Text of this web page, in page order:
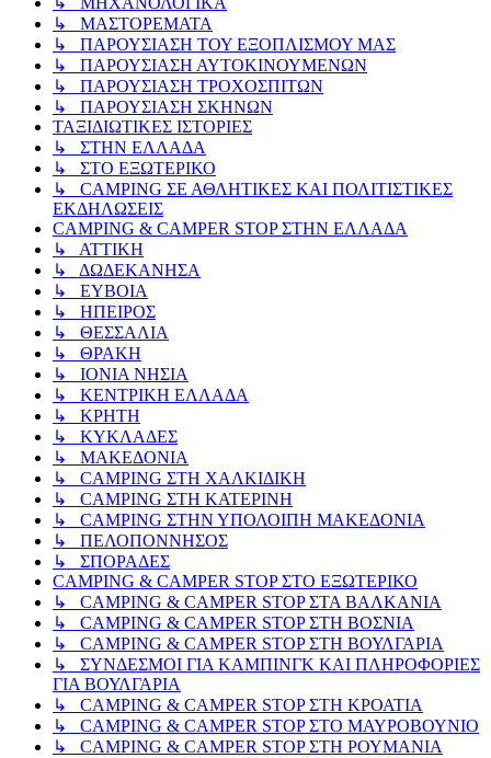
↳ ΜΑΣΤΟΡΕΜΑΤΑ
↳ ΠΑΡΟΥΣΙΑΣΗ ΤΟΥ ΕΞΟΠΛΙΣΜΟΥ ΜΑΣ
↳ ΠΑΡΟΥΣΙΑΣΗ ΑΥΤΟΚΙΝΟΥΜΕΝΩΝ
↳ ΠΑΡΟΥΣΙΑΣΗ ΤΡΟΧΟΣΠΙΤΩΝ
↳ ΠΑΡΟΥΣΙΑΣΗ ΣΚΗΝΩΝ
ΤΑΞΙΔΙΩΤΙΚΕΣ ΙΣΤΟΡΙΕΣ
↳ ΣΤΗΝ ΕΛΛΑΔΑ
↳ ΣΤΟ ΕΞΩΤΕΡΙΚΟ
↳ CAMPING ΣΕ ΑΘΛΗΤΙΚΕΣ ΚΑΙ ΠΟΛΙΤΙΣΤΙΚΕΣ
ΕΚΔΗΛΩΣΕΙΣ
CAMPING & CAMPER STOP ΣΤΗN ΕΛΛΑΔΑ
↳ ΑΤΤΙΚΗ
↳ ΔΩΔΕΚΑΝΗΣΑ
↳ ΕΥΒΟΙΑ
↳ ΗΠΕΙΡΟΣ
↳ ΘΕΣΣΑΛΙΑ
↳ ΘΡΑΚΗ
↳ ΙΟΝΙΑ ΝΗΣΙΑ
↳ ΚΕΝΤΡΙΚΗ ΕΛΛΑΔΑ
↳ ΚΡΗΤΗ
↳ ΚΥΚΛΑΔΕΣ
↳ ΜΑΚΕΔΟΝΙΑ
↳ CAMPING ΣΤΗ ΧΑΛΚΙΔΙΚΗ
↳ CAMPING ΣΤΗ ΚΑΤΕΡΙΝΗ
↳ CAMPING ΣΤΗΝ ΥΠΟΛΟΙΠΗ ΜΑΚΕΔΟΝΙΑ
↳ ΠΕΛΟΠΟΝΝΗΣΟΣ
↳ ΣΠΟΡΑΔΕΣ
CAMPING & CAMPER STOP ΣΤΟ ΕΞΩΤΕΡΙΚΟ
↳ CAMPING & CAMPER STOP ΣΤΑ ΒΑΛΚΑΝΙΑ
↳ CAMPING & CAMPER STOP ΣΤΗ ΒΟΣΝΙΑ
↳ CAMPING & CAMPER STOP ΣΤΗ ΒΟΥΛΓΑΡΙΑ
↳ ΣΥΝΔΕΣΜΟΙ ΓΙΑ ΚΑΜΠΙΝΓΚ ΚΑΙ ΠΛΗΡΟΦΟΡΙΕΣ
ΓΙΑ ΒΟΥΛΓΑΡΙΑ
↳ CAMPING & CAMPER STOP ΣΤΗ ΚΡΟΑΤΙΑ
↳ CAMPING & CAMPER STOP ΣΤΟ ΜΑΥΡΟΒΟΥΝΙΟ
↳ CAMPING & CAMPER STOP ΣΤΗ ΡΟΥΜΑΝΙΑ